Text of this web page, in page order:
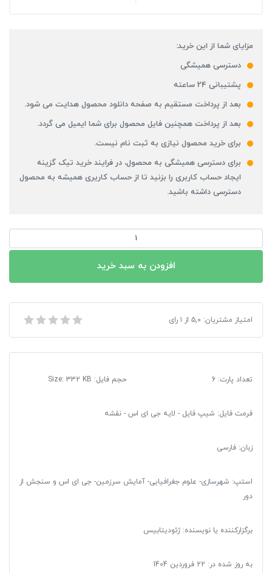
مزایای شما از این خرید:
دسترسی همیشگی
پشتیبانی 24 ساعته
بعد از پرداخت مستقیم به صفحه دانلود محصول هدایت می شود.
بعد از پرداخت همچنین فایل محصول برای شما ایمیل می گردد.
برای خرید محصول نیازی به ثبت نام نیست.
برای دسترسی همیشگی به محصول، در فرایند خرید تیک گزینه
ایجاد حساب کاربری را بزنید تا از حساب کاریری همیشه به محصول
دسترسی داشته باشید.
فایل
استان
عدد
افزودن به سبد خرید
شیپ فایل روستاهای استان اردبیل 1399
امتیاز مشتریان: ۵,۰ از ۱ رای
تعداد پارت: 6 حجم فایل: Size: 332 KB
فرمت فایل: شیپ فایل - لایه جی ای اس - نقشه
زبان: فارسی
استپ: شهرسازی- علوم جغرافیایی- آمایش سرزمین- جی ای اس و سنجش از
دور
برگزارکننده یا نویسنده: ژئودیتابیس
به روز شده در: 22 فروردین 1404